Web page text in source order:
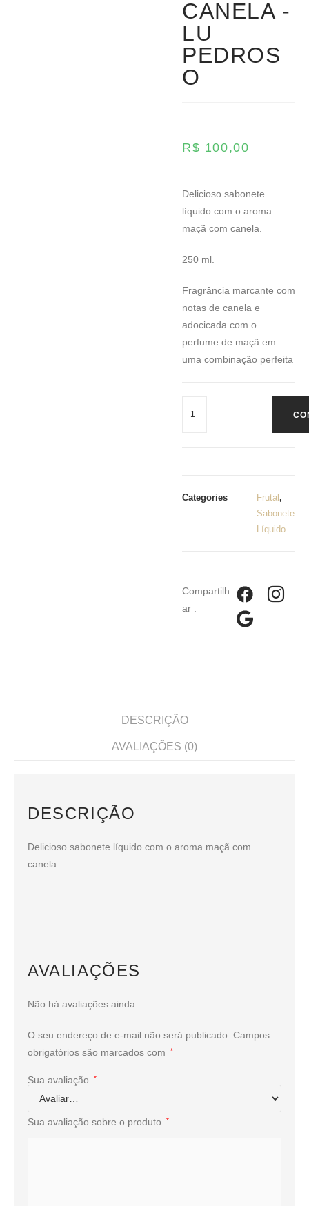
CANELA -
LU
PEDROS
O
R$ 100,00
Delicioso sabonete
líquido com o aroma
maçã com canela.
250 ml.
Fragrância marcante com
notas de canela e
adocicada com o
perfume de maçã em
uma combinação perfeita
Categories Frutal ,
Sabonete
Líquido
Compartilh
ar :
DESCRIÇÃO
AVALIAÇÕES (0)
DESCRIÇÃO
Delicioso sabonete líquido com o aroma maçã com
canela.
AVALIAÇÕES
Não há avaliações ainda.
O seu endereço de e-mail não será publicado. Campos
obrigatórios são marcados com
*
Sua avaliação *
Sua avaliação sobre o produto *